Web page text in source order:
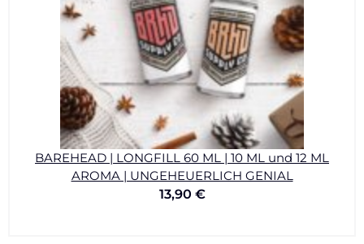
BAREHEAD | LONGFILL 60 ML | 10 ML und 12 ML
AROMA | UNGEHEUERLICH GENIAL
13,90 €